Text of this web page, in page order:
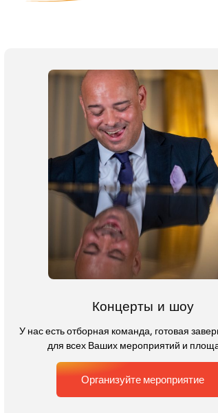
Концерты и шоу
У нас есть отборная команда, готовая
для всех Ваших мероприятий и
Организуйте мероприятие